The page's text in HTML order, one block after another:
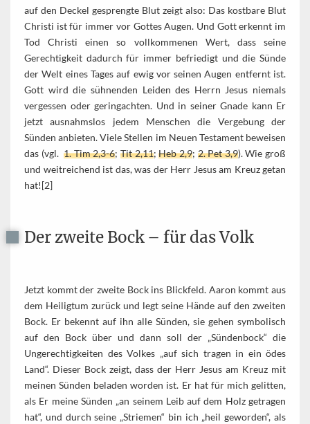
auf den Deckel gesprengte Blut zeigt also: Das kostbare Blut
Christi ist für immer vor Gottes Augen. Und Gott erkennt im
Tod Christi einen so vollkommenen Wert, dass seine
Gerechtigkeit dadurch für immer befriedigt und die Sünde
der Welt eines Tages auf ewig vor seinen Augen entfernt ist.
Gott wird die sühnenden Leiden des Herrn Jesus niemals
vergessen oder geringachten. Und in seiner Gnade kann Er
jetzt ausnahmslos jedem Menschen die Vergebung der
Sünden anbieten. Viele Stellen im Neuen Testament beweisen
das (vgl. 1. Tim 2,3-6; Tit 2,11;Heb 2,9; 2. Pet 3,9). Wie groß
und weitreichend ist das, was der Herr Jesus am Kreuz getan
hat![2]
Der zweite Bock – für das Volk
Jetzt kommt der zweite Bock ins Blickfeld. Aaron kommt aus
dem Heiligtum zurück und legt seine Hände auf den zweiten
Bock. Er bekennt auf ihn alle Sünden, sie gehen symbolisch
auf den Bock über und dann soll der „Sündenbock“ die
Ungerechtigkeiten des Volkes „auf sich tragen in ein ödes
Land“. Dieser Bock zeigt, dass der Herr Jesus am Kreuz mit
meinen Sünden beladen worden ist. Er hat für mich gelitten,
als Er meine Sünden „an seinem Leib auf dem Holz getragen
hat“, und durch seine „Striemen“ bin ich „heil geworden“, als